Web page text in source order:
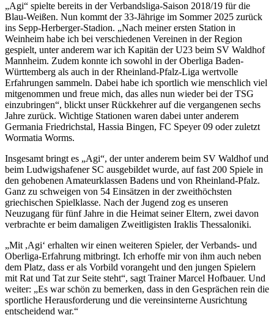
„Agi“ spielte bereits in der Verbandsliga-Saison 2018/19 für die
Blau-Weißen. Nun kommt der 33-Jährige im Sommer 2025 zurück
ins Sepp-Herberger-Stadion. „Nach meiner ersten Station in
Weinheim habe ich bei verschiedenen Vereinen in der Region
gespielt, unter anderem war ich Kapitän der U23 beim SV Waldhof
Mannheim. Zudem konnte ich sowohl in der Oberliga Baden-
Württemberg als auch in der Rheinland-Pfalz-Liga wertvolle
Erfahrungen sammeln. Dabei habe ich sportlich wie menschlich viel
mitgenommen und freue mich, das alles nun wieder bei der TSG
einzubringen“, blickt unser Rückkehrer auf die vergangenen sechs
Jahre zurück. Wichtige Stationen waren dabei unter anderem
Germania Friedrichstal, Hassia Bingen, FC Speyer 09 oder zuletzt
Wormatia Worms.
Insgesamt bringt es „Agi“, der unter anderem beim SV Waldhof und
beim Ludwigshafener SC ausgebildet wurde, auf fast 200 Spiele in
den gehobenen Amateurklassen Badens und von Rheinland-Pfalz.
Ganz zu schweigen von 54 Einsätzen in der zweithöchsten
griechischen Spielklasse. Nach der Jugend zog es unseren
Neuzugang für fünf Jahre in die Heimat seiner Eltern, zwei davon
verbrachte er beim damaligen Zweitligisten Iraklis Thessaloniki.
„Mit ,Agi‘ erhalten wir einen weiteren Spieler, der Verbands- und
Oberliga-Erfahrung mitbringt. Ich erhoffe mir von ihm auch neben
dem Platz, dass er als Vorbild vorangeht und den jungen Spielern
mit Rat und Tat zur Seite steht“, sagt Trainer Marcel Hofbauer. Und
weiter: „Es war schön zu bemerken, dass in den Gesprächen rein die
sportliche Herausforderung und die vereinsinterne Ausrichtung
entscheidend war.“